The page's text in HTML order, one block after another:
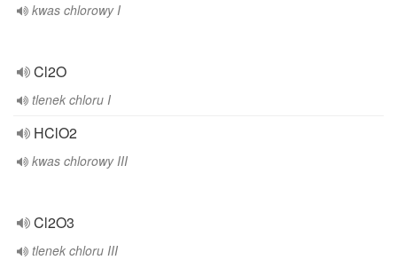
kwas chlorowy I
Cl2O
tlenek chloru I
HClO2
kwas chlorowy III
Cl2O3
tlenek chloru III